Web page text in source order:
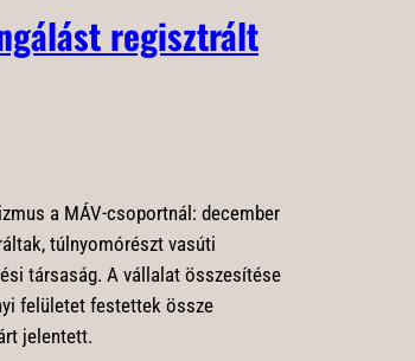
regisztrált
a MÁV-csoportnál: december
túlnyomórészt vasúti
társaság. A vállalat összesítése
felületet festettek össze
jelentett.